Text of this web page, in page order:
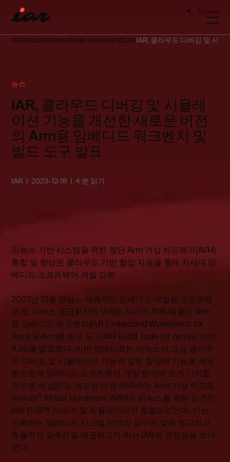
IAR About News Press releases 2023 IAR, 클라우드 디버깅 및 시
뉴스
IAR, 클라우드 디버깅 및 시뮬레
이션 기능을 개선한 새로운 버전
의 Arm용 임베디드 워크벤치 및
빌드 도구 발표
IAR 2023-12-18 4 분 읽기
리눅스 기반 시스템을 위한 첨단 Arm 가상 하드웨어(AVH)
통합 및 향상된 클라우드 기반 협업 지원을 통해 차세대 임
베디드 소프트웨어 개발 강화
2023년 12월 19일 — 세계적인 임베디드 개발용 소프트웨
어 및 서비스 공급회사인 IAR은 자사의 주력 제품인 Arm
용 임베디드 워크벤치(IAR Embedded Workbench for
Arm) 및 Arm용 빌드 도구(IAR Build Tools for Arm)의 버전
9.50을 발표했다. 이번 업데이트는 리눅스의 고급 클라우
드 디버깅 및 시뮬레이션 기능과 같은 향상된 기능을 제공
함으로써 임베디드 소프트웨어 개발 분야에 크게 기여할
것으로 예상된다. 새로운 버전 9.50에는 Arm 가상 하드웨
어(Arm®Virtual Hardware, AVH)와 리눅스를 위한 강건한
IAR C-SPY 디버거 및 시뮬레이터가 통합되었는데, 이는
진화하는 임베디드 시스템 산업의 요구에 맞춰 정교하고
효율적인 솔루션을 제공하고자 하는 IAR의 진정성을 보여
준다.